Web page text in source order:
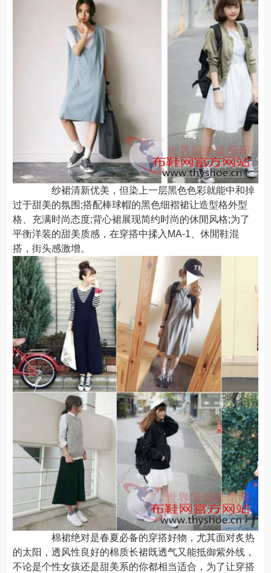
纱裙清新优美，但染上一层黑色色彩就能中和掉
过于甜美的氛围;搭配棒球帽的黑色细褶裙让造型格外型
格、充满时尚态度;背心裙展现简约时尚的休閒风格;为了
平衡洋装的甜美质感，在穿搭中揉入MA-1、休閒鞋混
搭，街头感激增。
棉裙绝对是春夏必备的穿搭好物，尤其面对炙热
的太阳，透风性良好的棉质长裙既透气又能抵御紫外线，
不论是个性女孩还是甜美系的你都相当适合，为了让穿搭